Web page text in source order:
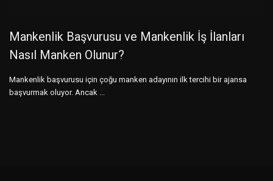
Mankenlik Başvurusu ve Mankenlik İş İlanları
Nasıl Manken Olunur?
Mankenlik başvurusu için çoğu manken adayının ilk tercihi bir ajansa
başvurmak oluyor. Ancak ...